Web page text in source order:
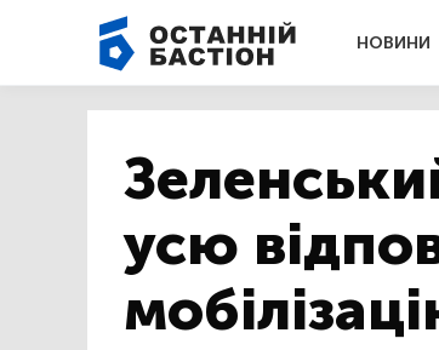
НОВИНИ
усю